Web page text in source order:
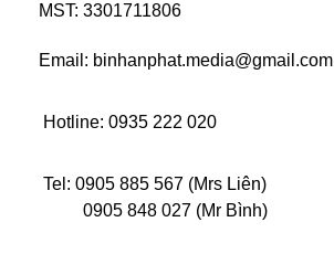
MST: 3301711806
Email: binhanphat.media@gmail.com
Hotline: 0935 222 020
Tel: 0905 885 567 (Mrs Liên)
0905 848 027 (Mr Bình)